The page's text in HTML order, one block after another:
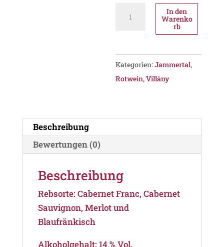
Grand
PDO
Villány
Menge
In den
Warenko
rb
Kategorien:Jammertal,
Rotwein,Villány
Beschreibung
Bewertungen (0)
Beschreibung
Rebsorte: Cabernet Franc, Cabernet
Sauvignon, Merlot und
Blaufränkisch
Alkoholgehalt: 14 % Vol.